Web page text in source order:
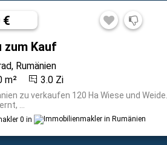
€
zum Kauf
Rumänien
m²
3.0 Zi
zu verkaufen 120 Ha Wiese und
...
0 in